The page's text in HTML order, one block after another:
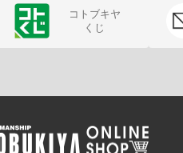
コトブキヤ
くじ